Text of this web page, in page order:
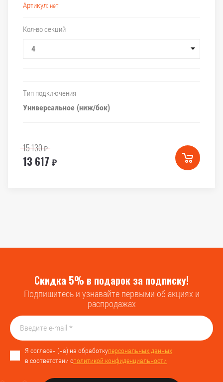
Артикул: нет
Кол-во секций
4
Тип подключения
Универсальное (ниж/бок)
13 617 ₽
15 130₽
Скидка 5% в подарок за подписку!
Подпишитесь и узнавайте первыми об акциях и
распродажах
Я согласен (на) на обработкуперсональных данных
в соответствии сполитикой конфиденциальности